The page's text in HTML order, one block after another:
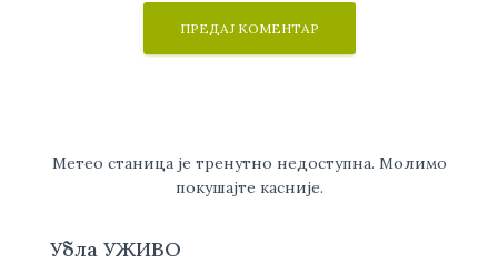
Метео станица је тренутно недоступна. Молимо
покушајте касније.
Убла УЖИВО